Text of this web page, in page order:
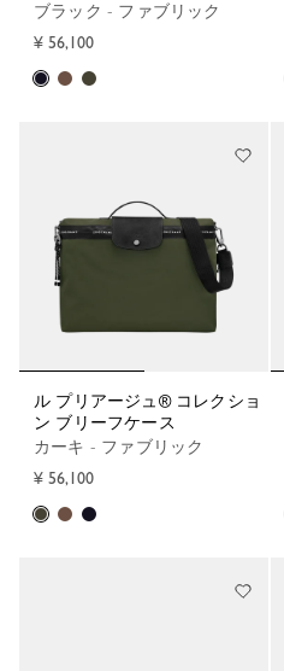
ブラック - ファブリック
¥ 56,100
ル プリアージュ® コレクショ
ン ブリーフケース
カーキ - ファブリック
¥ 56,100